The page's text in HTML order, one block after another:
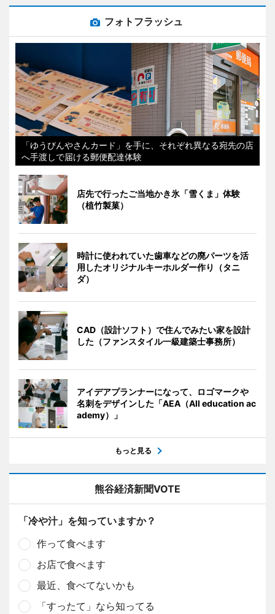
フォトフラッシュ
「ゆうびんやさんカード」を手に、それぞれ異なる宛先の店
へ手渡しで届ける郵便配達体験
店先で行ったご当地かき氷「雪くま」体験
（植竹製菓）
時計に使われていた歯車などの廃パーツを活
用したオリジナルキーホルダー作り（タニ
ダ）
CAD（設計ソフト）で住んでみたい家を設計
した（ファンスタイル一級建築士事務所）
アイデアプランナーになって、ロゴマークや
名刺をデザインした「AEA（All education ac
ademy）」
もっと見る
熊谷経済新聞VOTE
「冷や汁」を知っていますか？
作って食べます
お店で食べます
最近、食べてないかも
「すったて」なら知ってる